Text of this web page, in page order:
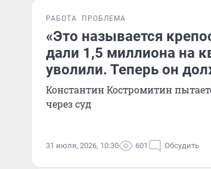
РАБОТА ПРОБЛЕМА
«Это называется
дали 1,5 миллиона на
уволили. Теперь он
Константин Костромитин
через суд
31 июля, 2026, 10:30 601 Обсудить